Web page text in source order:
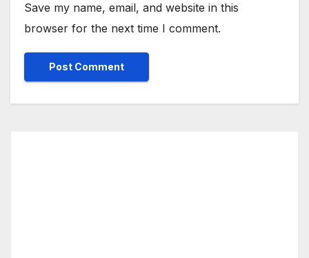
Save my name, email, and website in this
browser for the next time I comment.